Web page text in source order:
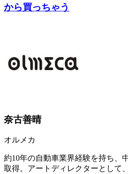
から買っちゃう
奈古善晴
オルメカ
約10年の自動車業界経験を持ち、
取得。アートディレクターとして